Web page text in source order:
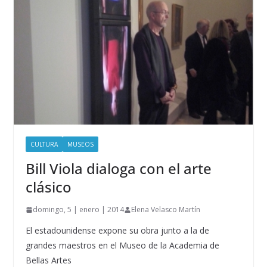
CULTURA MUSEOS
Bill Viola dialoga con el arte
clásico
domingo, 5 | enero | 2014 Elena Velasco Martín
El estadounidense expone su obra junto a la de
grandes maestros en el Museo de la Academia de
Bellas Artes